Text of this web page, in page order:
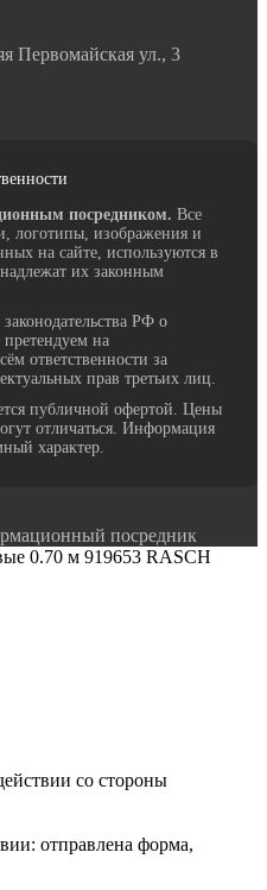
Первомайская ул., 3
посредником. Все
логотипы, изображения и
на сайте, используются в
их законным
РФ о
на
ответственности за
прав третьих лиц.
публичной офертой. Цены
отличаться. Информация
характер.
посредник
0.70 м 919653 RASCH
со стороны
отправлена форма,